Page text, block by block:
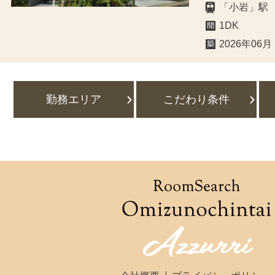
「小岩」
1DK
2026年06月
勤務エリア こだわり条件